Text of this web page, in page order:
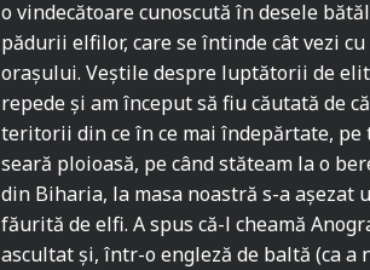
o vindecătoare cunoscută în desele
pădurii elfilor, care se întinde cât vezi
orașului. Veștile despre luptătorii de
repede și am început să fiu căutată de
teritorii din ce în ce mai îndepărtate,
seară ploioasă, pe când stăteam la o
din Biharia, la masa noastră s-a
făurită de elfi. A spus că-l cheamă
ascultat și, într-o engleză de baltă (ca